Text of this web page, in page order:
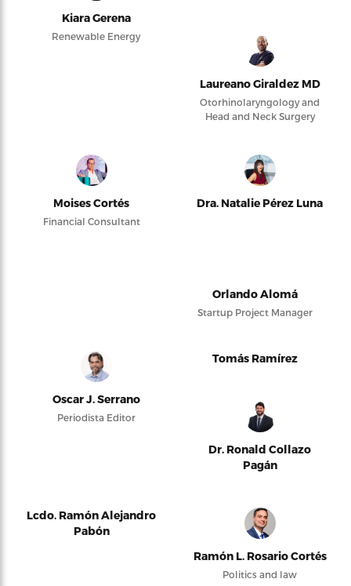
Kiara Gerena
Renewable Energy
Laureano Giraldez MD
Otorhinolaryngology and
Head and Neck Surgery
Moises Cortés
Financial Consultant
Dra. Natalie Pérez Luna
Orlando Alomá
Startup Project Manager
Oscar J. Serrano
Periodista Editor
Tomás Ramírez
Dr. Ronald Collazo
Pagán
Lcdo. Ramón Alejandro
Pabón
Ramón L. Rosario Cortés
Politics and law